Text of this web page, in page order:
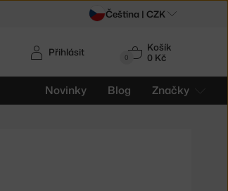
0
Košík
0 Kč
Novinky Blog Značky
Přihlásit
Čeština | CZK